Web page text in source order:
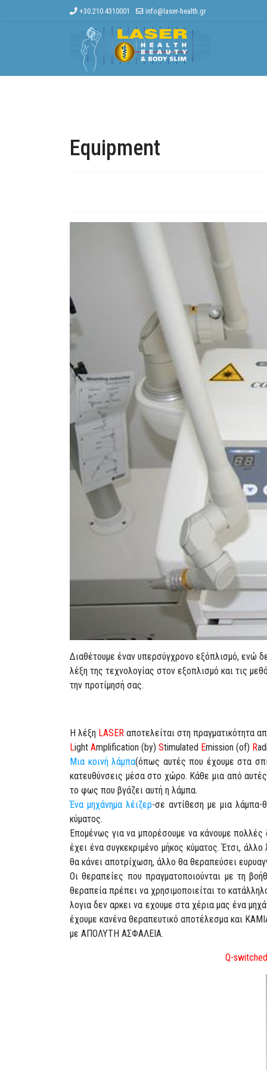
+30.210.4310001 info@laser-health.gr
Equipment
Διαθέτουμε έναν υπερσύγχρονο εξόπλισμό, ενώ
λέξη της τεχνολογίας στον εξοπλισμό και τις
την προτίμησή σας.
H λέξη LASER αποτελείται στη πραγματικότητα
Light Amplification (by) Stimulated Emission (of) R
Μια κοινή λάμπα(όπως αυτές που έχουμε στα
κατευθύνσεις μέσα στο χώρο. Κάθε μια από
το φως που βγάζει αυτή η λάμπα.
Ένα μηχάνημα λέιζερ-σε αντίθεση με μια
κύματος.
Επομένως για να μπορέσουμε να κάνουμε πολλές
έχει ένα συγκεκριμένο μήκος κύματος. Έτσι,
θα κάνει αποτρίχωση, άλλο θα θεραπεύσει
Οι θεραπείες που πραγματοποιούνται με τη
θεραπεία πρέπει να χρησιμοποιείται το
λογια δεν αρκει να εχουμε στα χέρια μας ένα
έχουμε κανένα θεραπευτικό αποτέλεσμα και
με ΑΠΟΛΥΤΗ ΑΣΦΑΛΕΙΑ.
Q-